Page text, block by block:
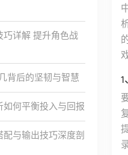
巧详解 提升角色战
背后的坚韧与智慧
何平衡投入与回报
与输出技巧深度剖